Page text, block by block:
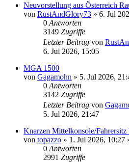
Neuvorstellung aus Österreich
von RustAndGlory73 » 6. Jul
0 Antworten
3149 Zugriffe
Letzter Beitrag von
6. Jul 2026, 15:05
MGA 1500
von Gagamohn » 5. Jul 2026,
0 Antworten
3142 Zugriffe
Letzter Beitrag von
5. Jul 2026, 21:47
Knarzen Mittelkonsole/
von topazzo » 1. Jul 2026, 10:27
0 Antworten
2991 Zugriffe